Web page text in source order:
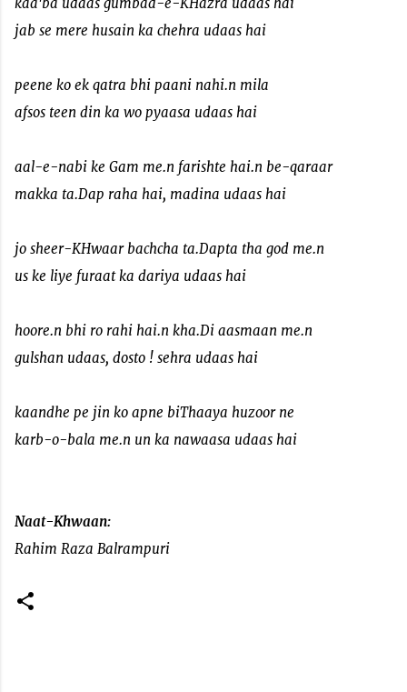
jab se mere husain ka chehra udaas hai
peene ko ek qatra bhi paani nahi.n mila
afsos teen din ka wo pyaasa udaas hai
aal-e-nabi ke Gam me.n farishte hai.n be-qaraar
makka ta.Dap raha hai, madina udaas hai
jo sheer-KHwaar bachcha ta.Dapta tha god me.n
us ke liye furaat ka dariya udaas hai
hoore.n bhi ro rahi hai.n kha.Di aasmaan me.n
gulshan udaas, dosto ! sehra udaas hai
kaandhe pe jin ko apne biThaaya huzoor ne
karb-o-bala me.n un ka nawaasa udaas hai
Naat-Khwaan:
Rahim Raza Balrampuri